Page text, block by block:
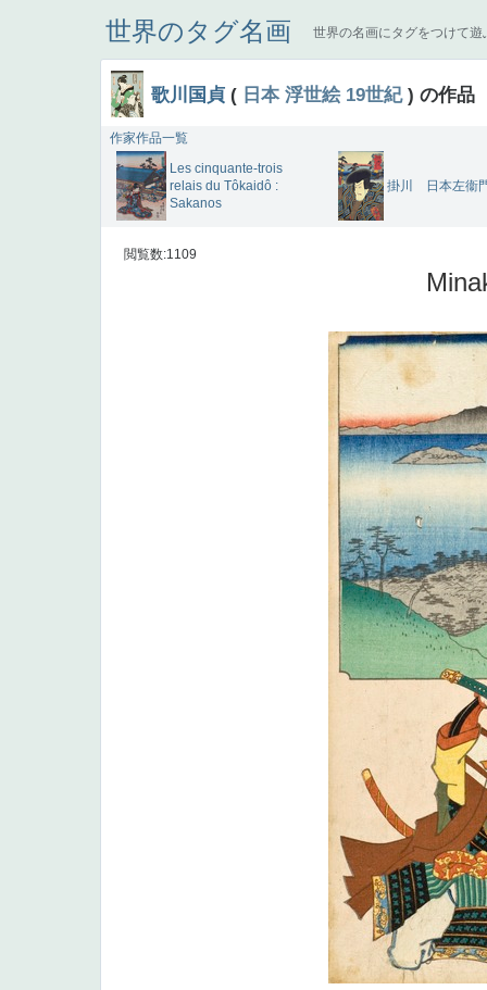
世界のタグ名画 世界の名画にタグをつけて遊
歌川国貞 ( 日本 浮世絵 19世紀) の作品
作家作品一覧
Les cinquante-trois
relais du Tôkaidô :
Sakanos
掛川 日本左衞
閲覧数:1109